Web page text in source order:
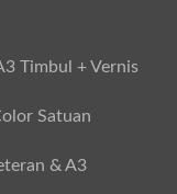
Timbul + Vernis
Satuan
& A3